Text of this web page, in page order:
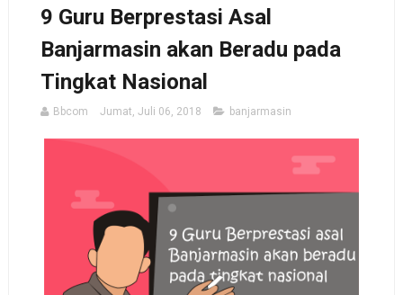
9 Guru Berprestasi Asal
Banjarmasin akan Beradu pada
Tingkat Nasional
Bbcom Jumat, Juli 06, 2018 banjarmasin